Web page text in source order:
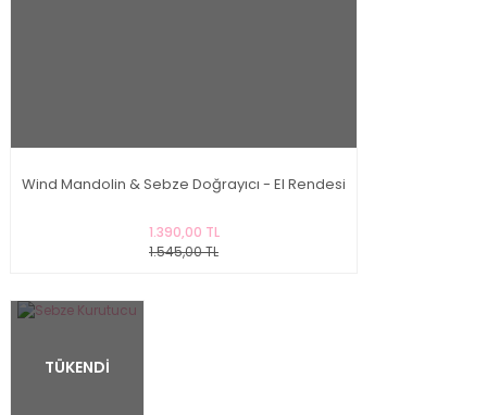
Wind Mandolin & Sebze Doğrayıcı - El Rendesi
1.390,00 TL
1.545,00 TL
TÜKENDİ